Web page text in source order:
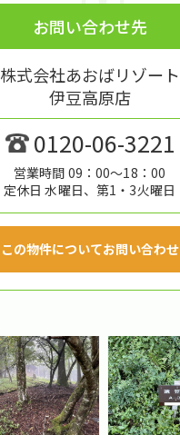
お問い合わせ先
株式会社あおばリゾート
伊豆高原店
0120-06-3221
営業時間 09：00～18：00
定休日 水曜日、第1・3火曜日
この物件についてお問い合わせ